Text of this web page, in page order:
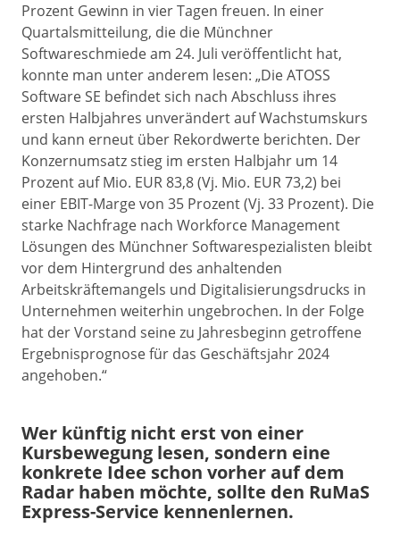
Prozent Gewinn in vier Tagen freuen. In einer
Quartalsmitteilung, die die Münchner
Softwareschmiede am 24. Juli veröffentlicht hat,
konnte man unter anderem lesen: „Die ATOSS
Software SE befindet sich nach Abschluss ihres
ersten Halbjahres unverändert auf Wachstumskurs
und kann erneut über Rekordwerte berichten. Der
Konzernumsatz stieg im ersten Halbjahr um 14
Prozent auf Mio. EUR 83,8 (Vj. Mio. EUR 73,2) bei
einer EBIT-Marge von 35 Prozent (Vj. 33 Prozent). Die
starke Nachfrage nach Workforce Management
Lösungen des Münchner Softwarespezialisten bleibt
vor dem Hintergrund des anhaltenden
Arbeitskräftemangels und Digitalisierungsdrucks in
Unternehmen weiterhin ungebrochen. In der Folge
hat der Vorstand seine zu Jahresbeginn getroffene
Ergebnisprognose für das Geschäftsjahr 2024
angehoben.“
Wer künftig nicht erst von einer
Kursbewegung lesen, sondern eine
konkrete Idee schon vorher auf dem
Radar haben möchte, sollte den RuMaS
Express-Service kennenlernen.